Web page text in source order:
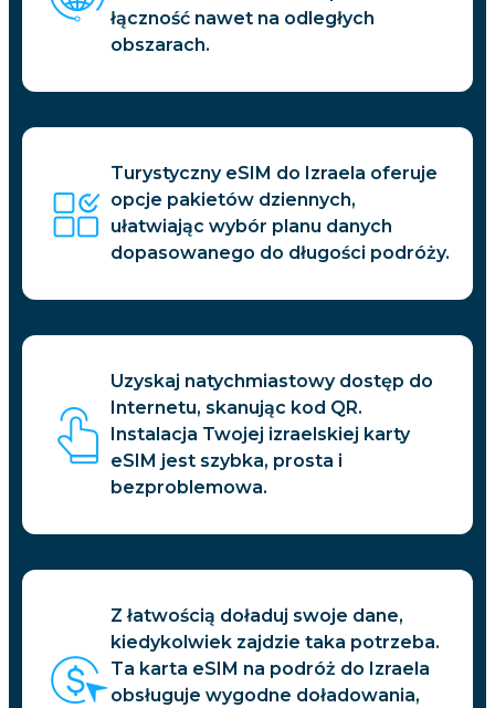
łączność nawet na odległych
obszarach.
Turystyczny eSIM do Izraela oferuje
opcje pakietów dziennych,
ułatwiając wybór planu danych
dopasowanego do długości podróży.
Uzyskaj natychmiastowy dostęp do
Internetu, skanując kod QR.
Instalacja Twojej izraelskiej karty
eSIM jest szybka, prosta i
bezproblemowa.
Z łatwością doładuj swoje dane,
kiedykolwiek zajdzie taka potrzeba.
Ta karta eSIM na podróż do Izraela
obsługuje wygodne doładowania,